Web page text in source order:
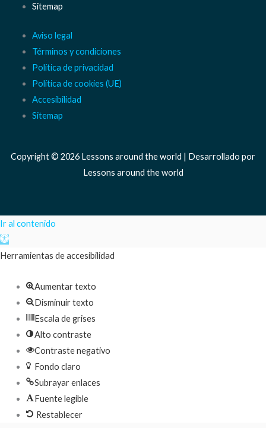
Sitemap
Aviso legal
Términos y condiciones
Política de privacidad
Política de cookies (UE)
Accesibilidad
Sitemap
Copyright © 2026 Lessons around the world | Desarrollado por
Lessons around the world
Ir al contenido
Abrir
barra
herramientas
Herramientas de accesibilidad
Aumentar texto
Disminuir texto
Escala de grises
Alto contraste
Contraste negativo
Fondo claro
Subrayar enlaces
Fuente legible
Restablecer